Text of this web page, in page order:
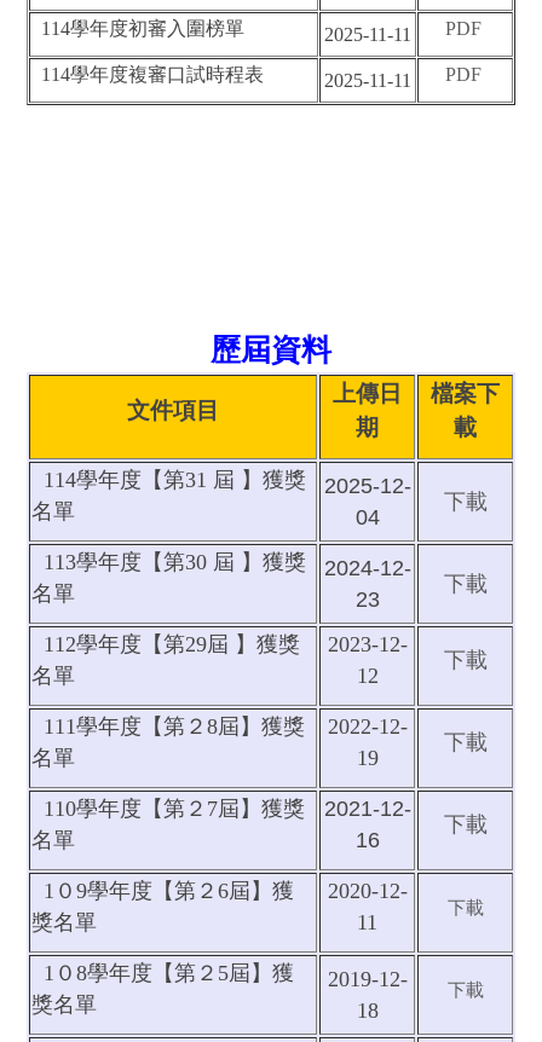
114學年度初審入圍榜單 2025-11-11 PDF
114學年度複審口試時程表 2025-11-11 PDF
歷屆資料
文件項目
上傳日
期
檔案下
載
114學年度【第31 屆 】獲獎
名單
2025-12-
04
下載
113學年度【第30 屆 】獲獎
名單
2024-12-
23
下載
112學年度【第29屆 】獲獎
名單
2023-12-
12
下載
111學年度【第２8屆】獲獎
名單
2022-12-
19
下載
110學年度【第２7屆】獲獎
名單
2021-12-
16
下載
1０9學年度【第２6屆】獲
獎名單
2020-12-
11
下載
1０8學年度【第２5屆】獲
獎名單
2019-12-
18
下載